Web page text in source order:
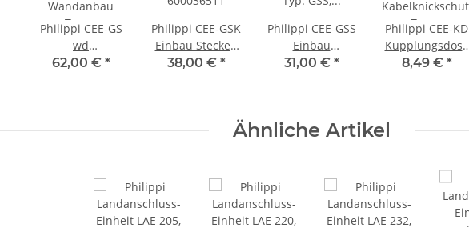
Philippi CEE-GS
wd
Kupplungsstecker
606023569
62,00 € *
Philippi CEE-GSK
Einbau Stecker,
600036511
38,00 € *
Philippi CEE-GSS
Einbau
Gerätestecker
31,00 € *
Philippi CEE-KD
Kupplungsdose
mit
8,49 € *
Ähnliche Artikel